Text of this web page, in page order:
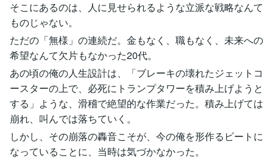
そこにあるのは、人に見せられるような立派な戦略なんて
ものじゃない。
ただの「無様」の連続だ。金もなく、職もなく、未来への
希望なんて欠片もなかった20代。
あの頃の俺の人生設計は、「ブレーキの壊れたジェットコ
ースターの上で、必死にトランプタワーを積み上げようと
する」ような、滑稽で絶望的な作業だった。積み上げては
崩れ、叫んでは落ちていく。
しかし、その崩落の轟音こそが、今の俺を形作るビートに
なっていることに、当時は気づかなかった。